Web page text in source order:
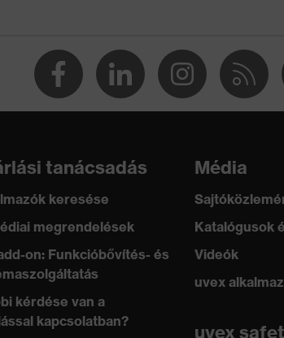
+ A1:2024
kisebb elvezetési ellenállásnak köszönhetően teljesíti
(ESD) vonatkozó előírásokat
szembeni ellenállóság (FO)
tanácsadás
keresése
megrendelések
on: Funkcióbővítés- és
kérdése van a
kapcsolatban?
Média
Katalógusok
Videók
uvex
uvex